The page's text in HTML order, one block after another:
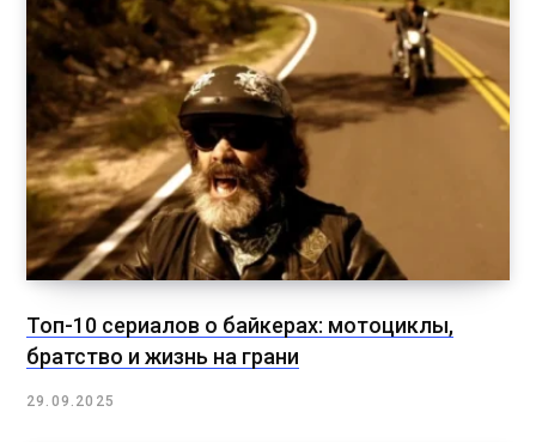
Топ-10 сериалов о байкерах: мотоциклы,
братство и жизнь на грани
29.09.2025